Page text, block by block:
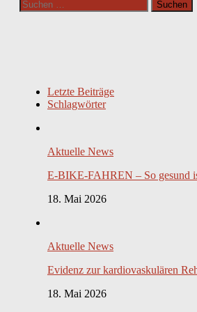
Suchen
nach:
Letzte Beiträge
Schlagwörter
Aktuelle News
E-BIKE-FAHREN – So gesund
18. Mai 2026
Aktuelle News
Evidenz zur kardiovaskulären
18. Mai 2026